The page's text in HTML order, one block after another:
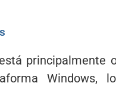
principalmente
Windows,